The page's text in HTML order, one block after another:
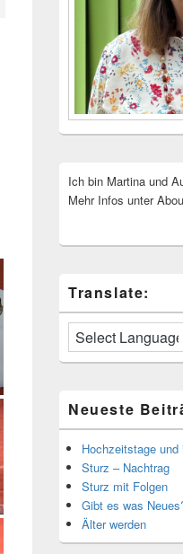
Ich bin Martina und
Mehr Infos unter
Translate:
Neueste
Hochzeitstage und
Sturz – Nachtrag
Sturz mit Folgen
Gibt es was
Älter werden